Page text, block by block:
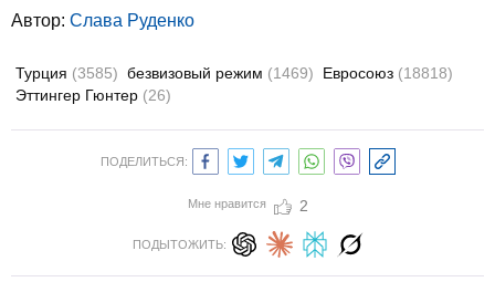
Автор: Слава Руденко
Турция (3585) безвизовый режим (1469) Евросоюз (18818)
Эттингер Гюнтер (26)
ПОДЕЛИТЬСЯ:
Мне нравится 2
ПОДЫТОЖИТЬ: